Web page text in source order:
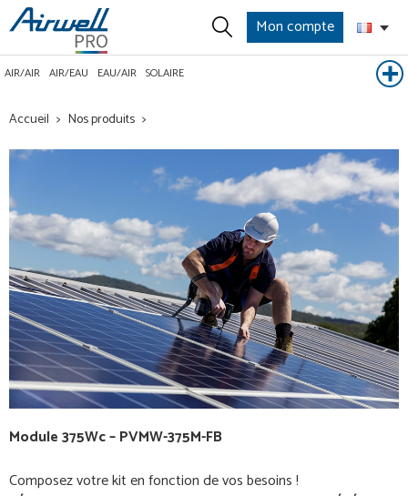
Mon compte
AIR/AIR AIR/EAU EAU/AIR SOLAIRE
Accueil Nos produits
Module 375Wc – PVMW-375M-FB
Composez votre kit en fonction de vos besoins !